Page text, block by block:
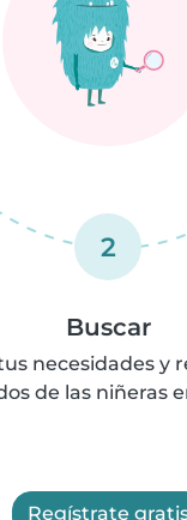
2
Buscar
necesidades y
de las niñeras
Regístrate